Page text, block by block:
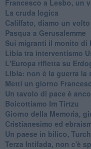
Francesco a Lesbo, un
La cruda logica
Califfato, diamo un
Pasqua a Gerusalemme
Sui migranti il monito di
Libia tra interventismo
L'Europa rifletta su
Libia: non è la guerra la
Metti un giorno
Un tavolo di pace è
Boicottiamo Im Tirtzu
Giorno della Memoria,
Cristianesimo ed
Un paese in bilico,
Terza Intifada, non c'è